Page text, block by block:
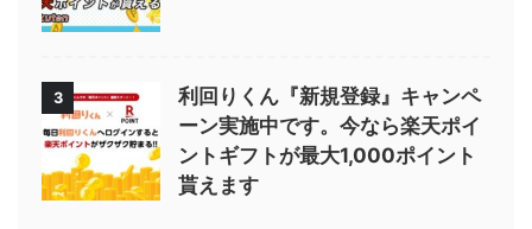
3
利回りくん『新規登録』キャンペ
ーン実施中です。今なら楽天ポイ
ントギフトが最大1,000ポイント
貰えます